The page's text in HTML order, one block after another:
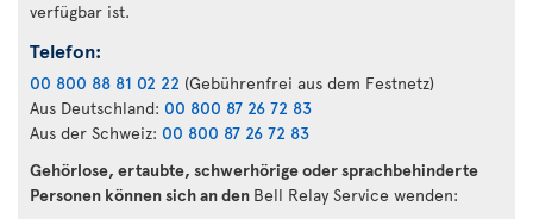
verfügbar ist.
Telefon:
00 800 88 81 02 22 (Gebührenfrei aus dem Festnetz)
Aus Deutschland: 00 800 87 26 72 83
Aus der Schweiz: 00 800 87 26 72 83
Gehörlose, ertaubte, schwerhörige oder sprachbehinderte
Personen können sich an den Bell Relay Service wenden: